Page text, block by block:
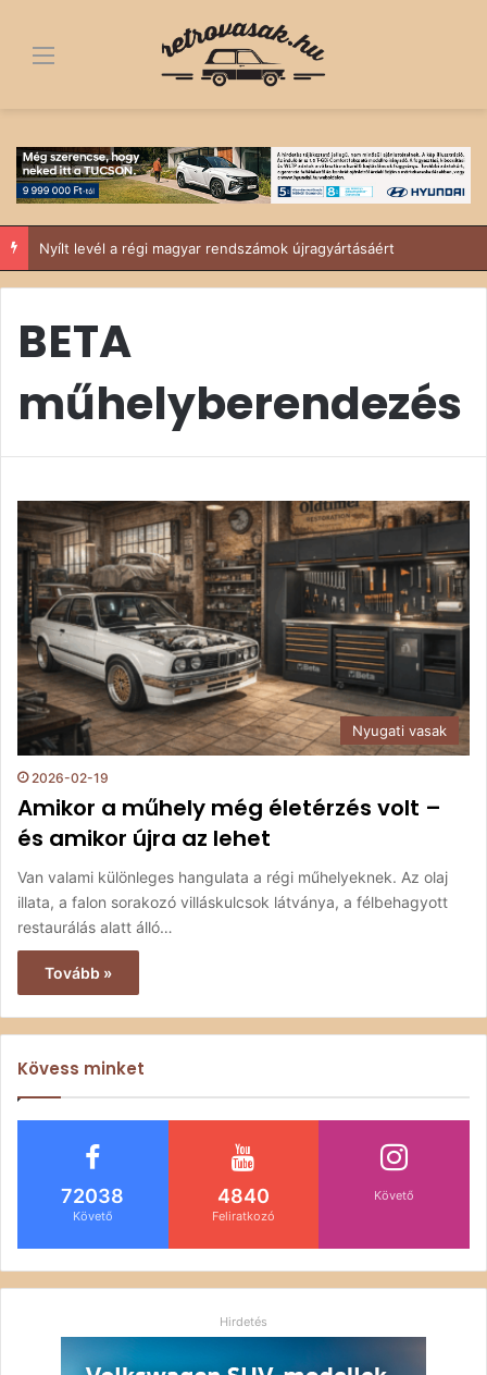
Menü
Nyílt levél a régi magyar rendszámok újragyártásáért
BETA
műhelyberendezés
Nyugati vasak
2026-02-19
Amikor a műhely még életérzés volt –
és amikor újra az lehet
Van valami különleges hangulata a régi műhelyeknek. Az olaj
illata, a falon sorakozó villáskulcsok látványa, a félbehagyott
restaurálás alatt álló…
Tovább »
Kövess minket
72038
Követő
4840
Feliratkozó
Követő
Hirdetés